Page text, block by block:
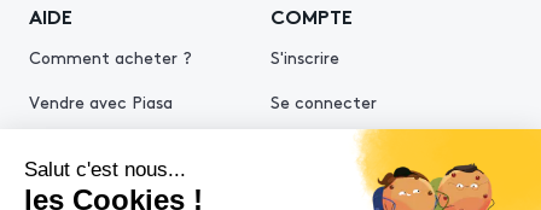
AIDE
Comment acheter ?
Vendre avec Piasa
COMPTE
S'inscrire
Se connecter